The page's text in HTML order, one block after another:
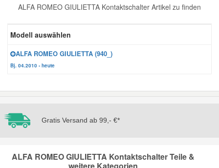
ALFA ROMEO GIULIETTA Kontaktschalter Artikel zu finden
Modell auswählen
ALFA ROMEO GIULIETTA (940_)
Bj. 04.2010 - heute
Gratis Versand ab 99,- €*
ALFA ROMEO GIULIETTA Kontaktschalter Teile &
Winter-Autozubehör
Hyundai Ersatzteile
Jeep Ersatzteile